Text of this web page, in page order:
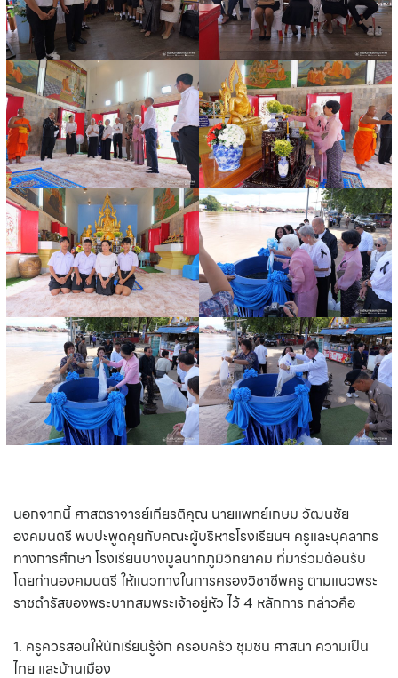
นอกจากนี้ ศาสตราจารย์เกียรติคุณ นายแพทย์เกษม วัฒนชัย
องคมนตรี พบปะพูดคุยกับคณะผู้บริหารโรงเรียนฯ ครูและบุคลากร
ทางการศึกษา โรงเรียนบางมูลนากภูมิวิทยาคม ที่มาร่วมต้อนรับ
โดยท่านองคมนตรี ให้แนวทางในการครองวิชาชีพครู ตามแนวพระ
ราชดำรัสของพระบาทสมพระเจ้าอยู่หัว ไว้ 4 หลักการ กล่าวคือ
1. ครูควรสอนให้นักเรียนรู้จัก ครอบครัว ชุมชน ศาสนา ความเป็น
ไทย และบ้านเมือง